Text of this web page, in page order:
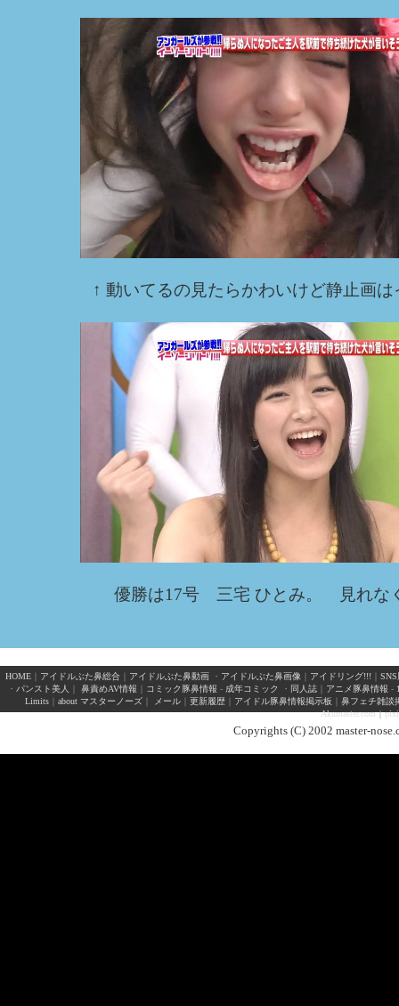
↑ 動いてるの見たらかわいけど静止画
優勝は17号 三宅 ひとみ。 見れな
HOME｜ アイドルぶた鼻総合 アイドルぶた鼻動画・ アイドルぶた鼻画像 アイドリング!!!｜
・ パンスト美人 鼻責めAV情報 コミック豚鼻情報 - 成年コミック ・ 同人誌｜ アニメ豚鼻情報 -
Limits
about マスターノーズ メール 更新履歴 アイドル豚鼻情報掲示板
鼻フェチ雑談
Akumaster.com｜
Copyrights (C) 2002 master-